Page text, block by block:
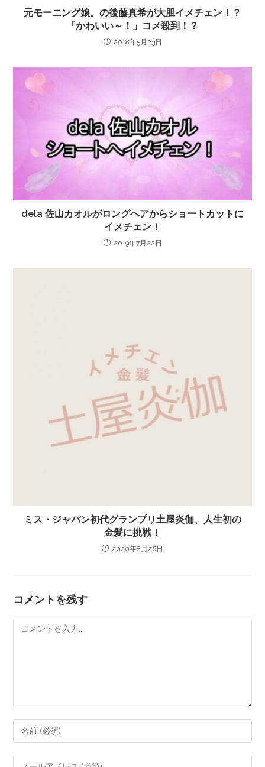
元モーニング娘。の後藤真希が大胆イメチェン！？
「かわいい～！」コメ殺到！？
2018年5月23日
dela 佐山カオルがロングヘアからショートカットに
イメチェン！
2019年7月22日
ミス・ジャパン初代グランプリ土屋炎伽、人生初の
金髪に挑戦！
2020年8月26日
コメントを残す